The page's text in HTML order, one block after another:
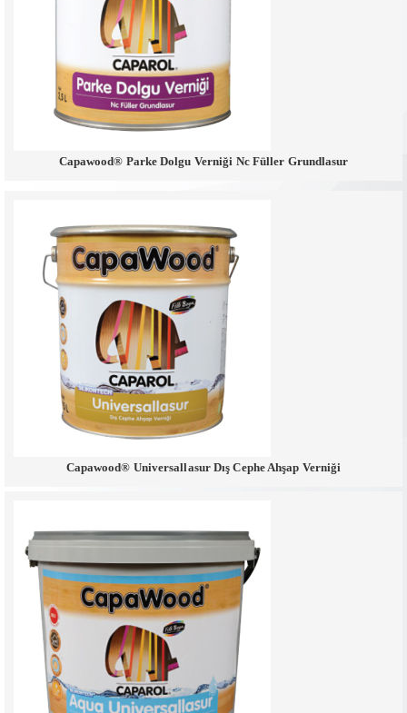
Capawood® Parke Dolgu Verniği Nc Füller Grundlasur
Capawood® Universallasur Dış Cephe Ahşap Verniği